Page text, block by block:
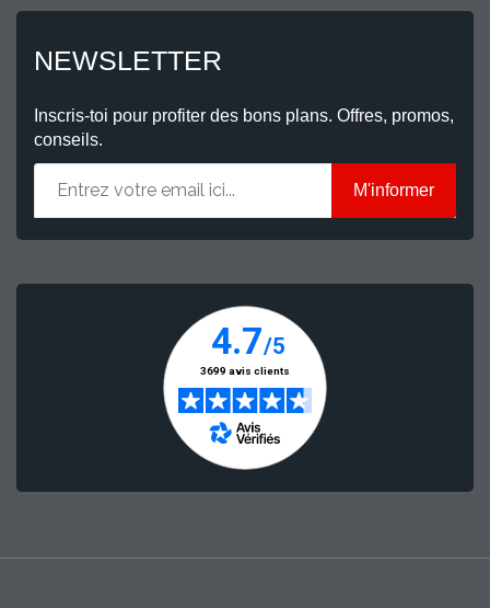
NEWSLETTER
Inscris-toi pour profiter des bons plans. Offres, promos,
conseils.
M'informer